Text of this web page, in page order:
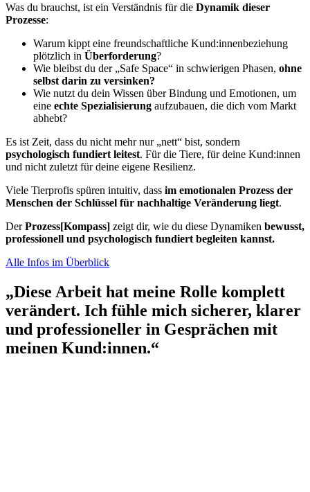
Was du brauchst, ist ein Verständnis für die Dynamik dieser
Prozesse:
Warum kippt eine freundschaftliche Kund:innenbeziehung
plötzlich in Überforderung?
Wie bleibst du der „Safe Space“ in schwierigen Phasen, ohne
selbst darin zu versinken?
Wie nutzt du dein Wissen über Bindung und Emotionen, um
eine echte Spezialisierung aufzubauen, die dich vom Markt
abhebt?
Es ist Zeit, dass du nicht mehr nur „nett“ bist, sondern
psychologisch fundiert leitest. Für die Tiere, für deine Kund:innen
und nicht zuletzt für deine eigene Resilienz.
Viele Tierprofis spüren intuitiv, dass im emotionalen Prozess der
Menschen der Schlüssel für nachhaltige Veränderung liegt.
DerProzess[Kompass] zeigt dir, wie du diese Dynamiken bewusst,
professionell und psychologisch fundiert begleiten kannst.
Alle Infos im Überblick
„Diese Arbeit hat meine Rolle komplett
verändert. Ich fühle mich sicherer, klarer
und professioneller in Gesprächen mit
meinen Kund:innen.“​